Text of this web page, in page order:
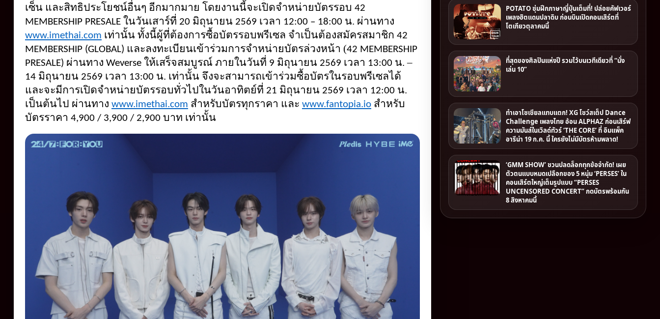
เซ็น และสิทธิประโยชน์อื่นๆ อีกมากมาย โดยงานนี้จะเปิดจำหน่ายบัตรรอบ 42
MEMBERSHIP PRESALE ในวันเสาร์ที่ 20 มิถุนายน 2569 เวลา 12:00 – 18:00 น. ผ่านทาง
www.imethai.com เท่านั้น ทั้งนี้ผู้ที่ต้องการซื้อบัตรรอบพรีเซล จำเป็นต้องสมัครสมาชิก 42
MEMBERSHIP (GLOBAL) และลงทะเบียนเข้าร่วมการจำหน่ายบัตรล่วงหน้า (42 MEMBERSHIP
PRESALE) ผ่านทาง Weverse ให้เสร็จสมบูรณ์ ภายในวันที่ 9 มิถุนายน 2569 เวลา 13:00
14 มิถุนายน 2569 เวลา 13:00 น. เท่านั้น จึงจะสามารถเข้าร่วมซื้อบัตรในรอบพรีเซลได้
และจะมีการเปิดจำหน่ายบัตรรอบทั่วไปในวันอาทิตย์ที่ 21 มิถุนายน 2569 เวลา 12:00 น.
เป็นต้นไป ผ่านทาง www.imethai.com สำหรับบัตรทุกราคา และ www.fantopia.io สำหรับ
บัตรราคา 4,900 / 3,900 / 2,900 บาท เท่านั้น
POTATO ซุ่มฝึกภาษาญี่ปุ่นเต็มที่! ปล่อยคัฟเวอร์
เพลงฮิตแดนปลาดิบ ก่อนบินเปิดคอนเสิร์ตที่
โตเกียวตุลาคมนี้
ที่สุดของศิลปินแห่งปี รวมไว้บนเวทีเดียวที่ “นั่ง
เล่น 10”
ทำเอาโซเชียลแทบแตก! XG โชว์สเต็ป Dance
Challenge เพลงไทย อ้อน ALPHAZ ก่อนเสิร์ฟ
ความมันส์ในเวิลด์ทัวร์ ‘THE CORE’ ที่ อิมแพ็ค
อารีน่า 19 ก.ค. นี้ ใครยังไม่มีบัตรห้ามพลาด!
‘GMM SHOW’ ชวนปลดล็อกทุกข้อจำกัด! เผย
ตัวตนแบบหมดเปลือกของ 5 หนุ่ม ‘PERSES’ ใน
คอนเสิร์ตใหญ่เต็มรูปแบบ “PERSES
UNCENSORED CONCERT” กดบัตรพร้อมกัน
8 สิงหาคมนี้